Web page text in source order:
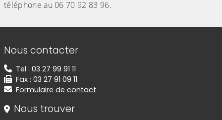
téléphone au 06 70 92 83 96.
Informations de contact
Nous contacter
Tel : 03 27 99 91 11
Fax : 03 27 91 09 11
Formulaire de contact
Nous trouver